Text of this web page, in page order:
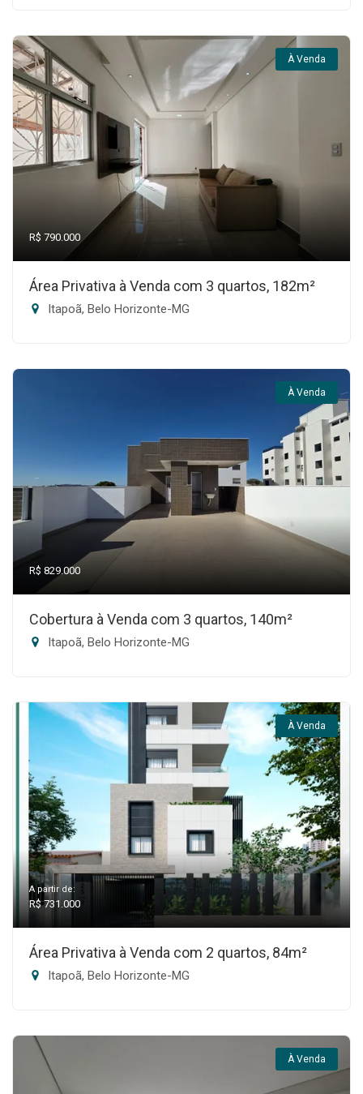
À Venda
R$ 790.000
Área Privativa à Venda com 3 quartos, 182m²
Itapoã, Belo Horizonte-MG
À Venda
R$ 829.000
Cobertura à Venda com 3 quartos, 140m²
Itapoã, Belo Horizonte-MG
À Venda
A partir de:
R$ 731.000
Área Privativa à Venda com 2 quartos, 84m²
Itapoã, Belo Horizonte-MG
À Venda